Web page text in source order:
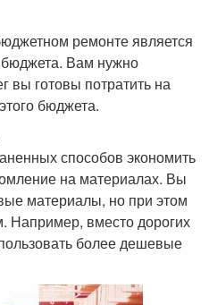
ремонте является
Вам нужно
вы готовы потратить на
бюджета.
способов экономить
на материалах. Вы
материалы, но при этом
Например, вместо дорогих
более дешевые